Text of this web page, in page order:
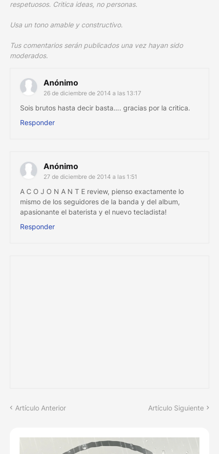
respetuosos. Critica ideas, no personas.
Usa un tono amable y constructivo.
Tus comentarios serán publicados una vez hayan sido
moderados.
Anónimo
26 de diciembre de 2014 a las 13:17
Sois brutos hasta decir basta…. gracias por la critica.
Responder
Anónimo
27 de diciembre de 2014 a las 1:51
A C O J O N A N T E review, pienso exactamente lo
mismo de los seguidores de la banda y del album,
apasionante el baterista y el nuevo tecladista!
Responder
Artículo Anterior Artículo Siguiente